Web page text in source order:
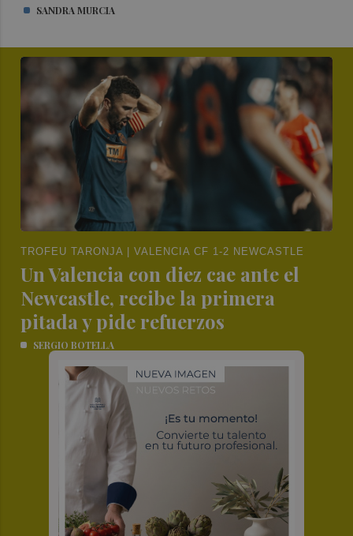
SANDRA MURCIA
TROFEU TARONJA | VALENCIA CF 1-2 NEWCASTLE
Un Valencia con diez cae ante el
Newcastle, recibe la primera
pitada y pide refuerzos
SERGIO BOTELLA